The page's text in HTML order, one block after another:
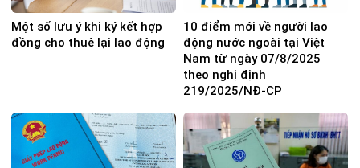
Một số lưu ý khi ký kết hợp
đồng cho thuê lại lao động
10 điểm mới về người lao
động nước ngoài tại Việt
Nam từ ngày 07/8/2025
theo nghị định
219/2025/NĐ-CP